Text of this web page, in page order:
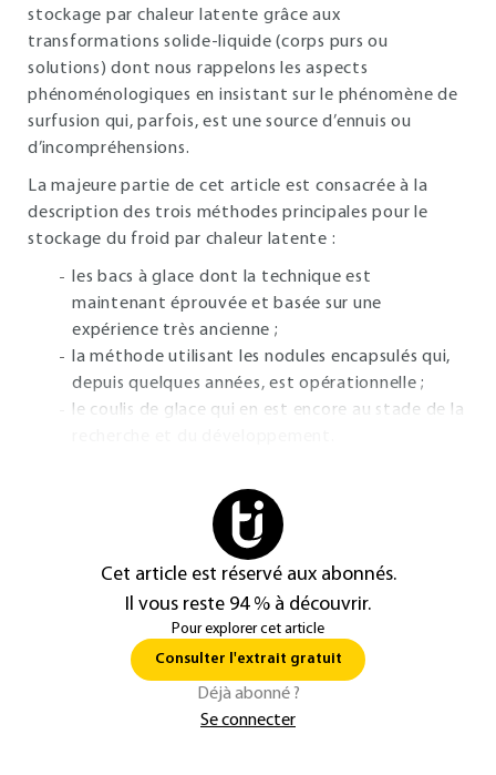
stockage par chaleur latente grâce aux
transformations solide-liquide (corps purs ou
solutions) dont nous rappelons les aspects
phénoménologiques en insistant sur le phénomène de
surfusion qui, parfois, est une source d’ennuis ou
d’incompréhensions.
La majeure partie de cet article est consacrée à la
description des trois méthodes principales pour le
stockage du froid par chaleur latente :
les bacs à glace dont la technique est
maintenant éprouvée et basée sur une
expérience très ancienne ;
la méthode utilisant les nodules encapsulés qui,
depuis quelques années, est opérationnelle ;
le coulis de glace qui en est encore au stade de la
Cet article est réservé aux abonnés.
Il vous reste 94 % à découvrir.
Pour explorer cet article
Consulter l'extrait gratuit
Déjà abonné ?
Se connecter